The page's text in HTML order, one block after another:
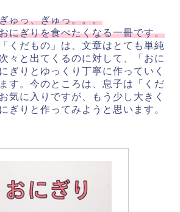
ゅっ、ぎゅっ。。。
にぎりを食べたくなる一冊です。
くだもの」は、文章はとても単純
々と出てくるのに対して、「おに
ぎりとゆっくり丁寧に作っていく
す。今のところは、息子は「くだ
気に入りですが、もう少し大きく
ぎりと作ってみようと思います。